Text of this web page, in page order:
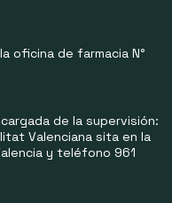
oficina de farmacia N°
de la supervisión:
Valenciana sita en la
y teléfono 961